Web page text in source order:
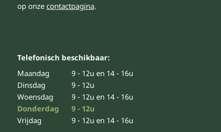
op onze contactpagina.
Telefonisch beschikbaar:
Maandag
9 - 12u en 14 - 16u
Dinsdag
9 - 12u
Woensdag
9 - 12u en 14 - 16u
Donderdag
9 - 12u
Vrijdag
9 - 12u en 14 - 16u